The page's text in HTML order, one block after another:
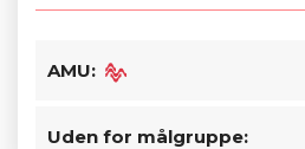
AMU:
Uden for målgruppe: